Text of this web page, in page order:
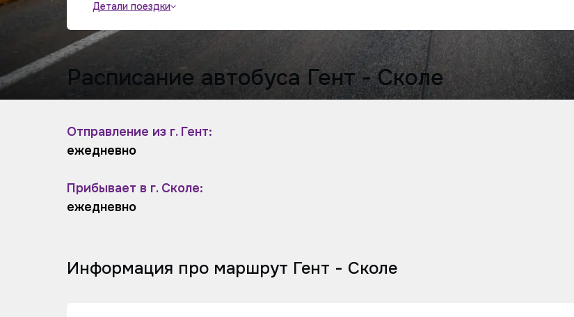
Детали поездки
Расписание автобуса Гент - Сколе
Отправление из г. Гент:
ежедневно
Прибывает в г. Сколе:
ежедневно
Информация про маршрут Гент - Сколе